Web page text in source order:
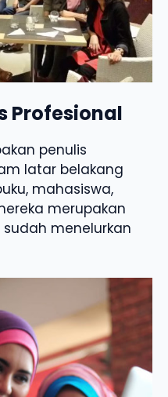
Profesional
penulis
latar belakang
mahasiswa,
merupakan
menelurkan